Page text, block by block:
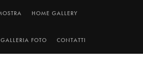
HOME GALLERY
GALLERIA FOTO CONTATTI